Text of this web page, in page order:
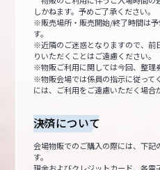
しかねます。予めご了承ください。
※販売場所・販売開始/終了時間は
す。
※近隣のご迷惑となりますので、前
りいただくことはご遠慮ください。
※物販ご利用に関しては今回、整理
※物販会場では係員の指示に従って
には、ご利用をご遠慮いただく場合
決済について
会場物販でのご購入の際には、下記
す。